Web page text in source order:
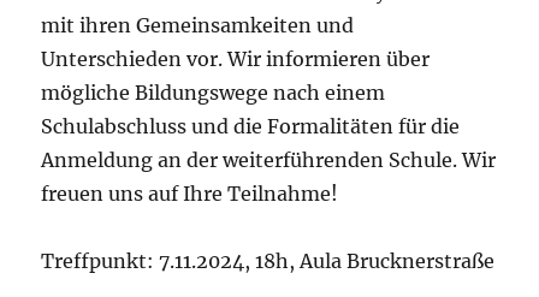
mit ihren Gemeinsamkeiten und
Unterschieden vor. Wir informieren über
mögliche Bildungswege nach einem
Schulabschluss und die Formalitäten für die
Anmeldung an der weiterführenden Schule. Wir
freuen uns auf Ihre Teilnahme!
Treffpunkt: 7.11.2024, 18h, Aula Brucknerstraße